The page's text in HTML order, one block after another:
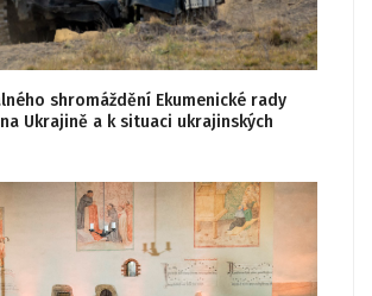
shromáždění Ekumenické rady
Ukrajině a k situaci ukrajinských